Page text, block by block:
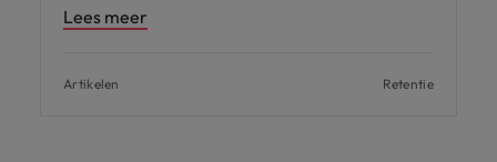
Lees meer
Artikelen Retentie